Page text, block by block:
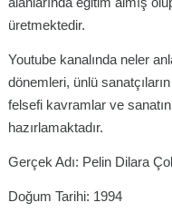
üretmektedir.
Youtube kanalında neler
dönemleri, ünlü
felsefi kavramlar ve
hazırlamaktadır.
Gerçek Adı: Pelin Dilara
Doğum Tarihi: 1994